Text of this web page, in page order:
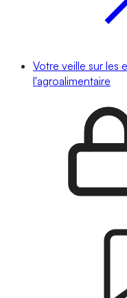
Votre veille sur les
l'agroalimentaire